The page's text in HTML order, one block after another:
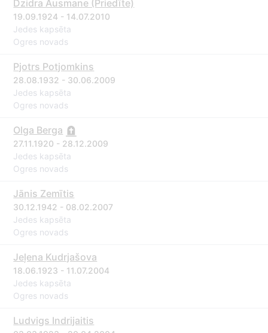
Dzidra Ausmane (Priedīte)
19.09.1924 - 14.07.2010
Jedes kapsēta
Ogres novads
Pjotrs Potjomkins
28.08.1932 - 30.06.2009
Jedes kapsēta
Ogres novads
Olga Berga
27.11.1920 - 28.12.2009
Jedes kapsēta
Ogres novads
Jānis Zemītis
30.12.1942 - 08.02.2007
Jedes kapsēta
Ogres novads
Jeļena Kudrjašova
18.06.1923 - 11.07.2004
Jedes kapsēta
Ogres novads
Ludvigs Indrijaitis